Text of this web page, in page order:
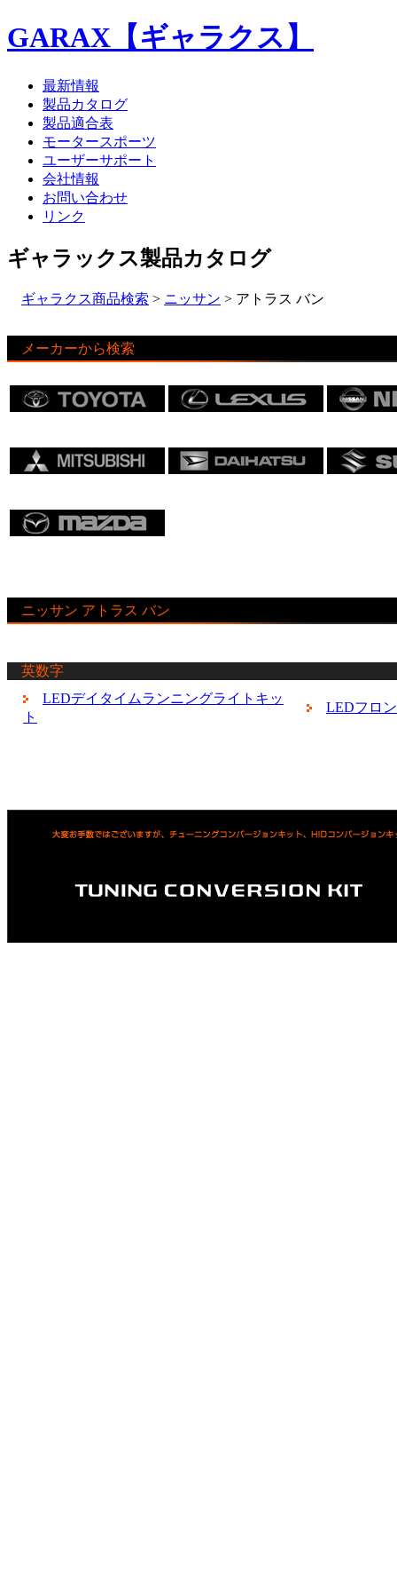
GARAX【ギャラクス】
最新情報
製品カタログ
製品適合表
モータースポーツ
ユーザーサポート
会社情報
お問い合わせ
リンク
ギャラックス製品カタログ
ギャラクス商品検索 > ニッサン > アトラス バン
メーカーから検索
ニッサン アトラス バン
英数字
LEDデイタイムランニングライトキッ
ト
LEDフロ